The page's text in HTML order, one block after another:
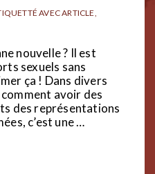
AVECARTICLE,
nouvelle ? Il est
sexuels sans
ça ! Dans divers
avoir des
des représentations
c’est une …